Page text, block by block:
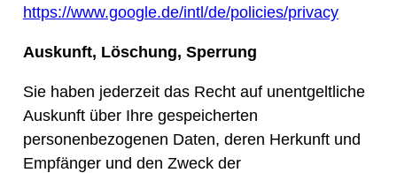
https://www.google.de/intl/de/policies/privacy
Auskunft, Löschung, Sperrung
Sie haben jederzeit das Recht auf unentgeltliche
Auskunft über Ihre gespeicherten
personenbezogenen Daten, deren Herkunft und
Empfänger und den Zweck der